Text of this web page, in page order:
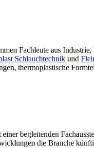
Fachleute aus
Schlauchtechnik und
thermoplastische
begleitenden
die Branche